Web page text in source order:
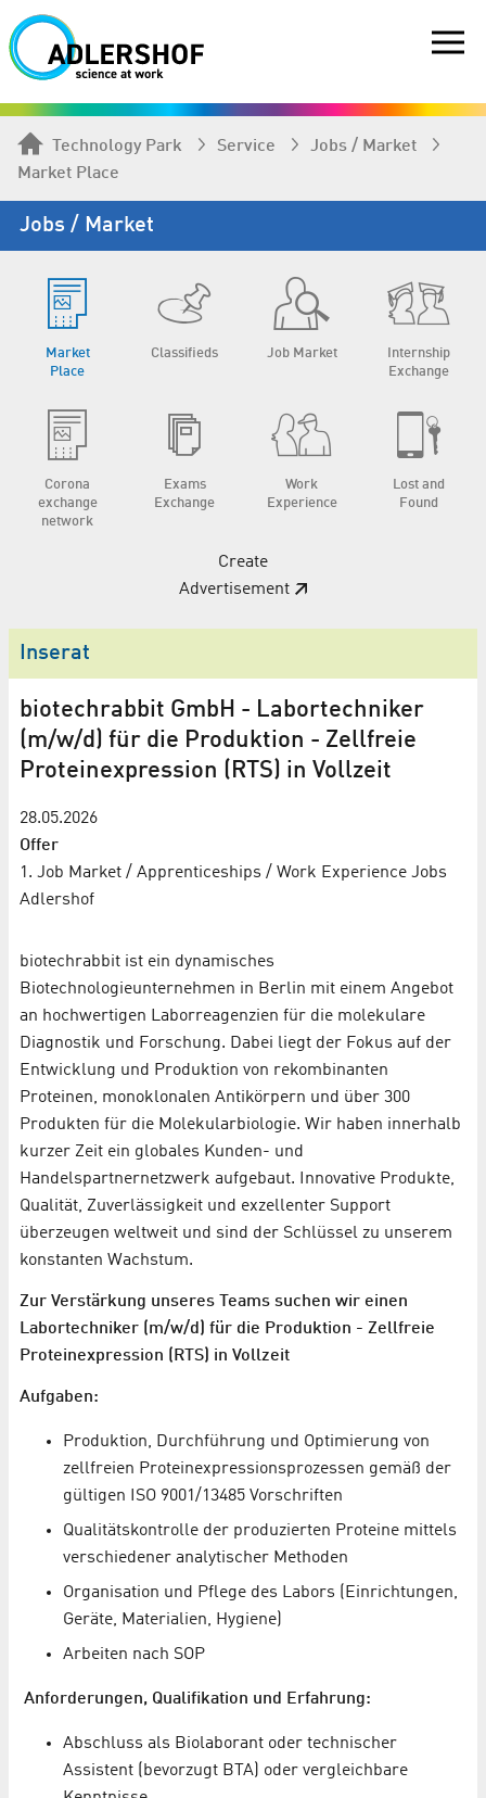
Technology Park Service
Jobs / Market
Market Place
Jobs / Market
Market
Place
Classifieds Job Market
Internship
Exchange
Corona
exchange
network
Exams
Exchange
Work
Experience
Lost and
Found
Create
Advertisement
Inserat
biotechrabbit GmbH - Labortechniker
(m/w/d) für die Produktion - Zellfreie
Proteinexpression (RTS) in Vollzeit
28.05.2026
Offer
1. Job Market / Apprenticeships / Work Experience Jobs
Adlershof
biotechrabbit ist ein dynamisches
Biotechnologieunternehmen in Berlin mit einem Angebot
an hochwertigen Laborreagenzien für die molekulare
Diagnostik und Forschung. Dabei liegt der Fokus auf der
Entwicklung und Produktion von rekombinanten
Proteinen, monoklonalen Antikörpern und über 300
Produkten für die Molekularbiologie. Wir haben innerhalb
kurzer Zeit ein globales Kunden- und
Handelspartnernetzwerk aufgebaut. Innovative Produkte,
Qualität, Zuverlässigkeit und exzellenter Support
überzeugen weltweit und sind der Schlüssel zu unserem
konstanten Wachstum.
Zur Verstärkung unseres Teams suchen wir einen
Labortechniker (m/w/d) für die Produktion - Zellfreie
Proteinexpression (RTS) in Vollzeit
Aufgaben:
Produktion, Durchführung und Optimierung von
zellfreien Proteinexpressionsprozessen gemäß der
gültigen ISO 9001/13485 Vorschriften
Qualitätskontrolle der produzierten Proteine mittels
verschiedener analytischer Methoden
Organisation und Pflege des Labors (Einrichtungen,
Geräte, Materialien, Hygiene)
Arbeiten nach SOP
Anforderungen, Qualifikation und Erfahrung:
Abschluss als Biolaborant oder technischer
Assistent (bevorzugt BTA) oder vergleichbare